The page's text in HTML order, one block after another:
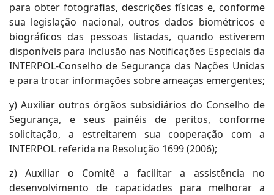
para obter fotografias, descrições físicas e, conforme
sua legislação nacional, outros dados biométricos e
biográficos das pessoas listadas, quando estiverem
disponíveis para inclusão nas Notificações Especiais da
INTERPOL-Conselho de Segurança das Nações Unidas
e para trocar informações sobre ameaças emergentes;
y) Auxiliar outros órgãos subsidiários do Conselho de
Segurança, e seus painéis de peritos, conforme
solicitação, a estreitarem sua cooperação com a
INTERPOL referida na Resolução 1699 (2006);
z) Auxiliar o Comitê a facilitar a assistência no
desenvolvimento de capacidades para melhorar a